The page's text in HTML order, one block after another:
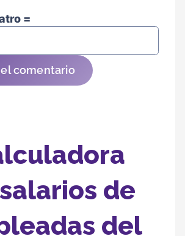
=
comentario
de
del